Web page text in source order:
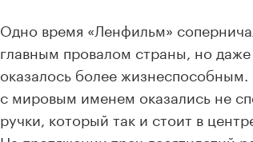
Одно время «Ленфильм»
главным провалом страны, но
оказалось более
с мировым именем оказались не
ручки, который так и стоит в